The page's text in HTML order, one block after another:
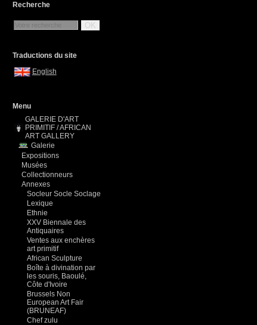
Recherche
OK
Traductions du site
English
Menu
GALERIE D'ART
PRIMITIF / AFRICAN
ART GALLERY
Galerie
Expositions
Musées
Collectionneurs
Annexes
Socleur Socle Soclage
Lexique
Ethnie
XXV Biennale des
Antiquaires
Ventes aux enchères
art primitif
African Sculpture
Boîte à divination par
les souris, Baoulé,
Côte d'Ivoire
Brussels Non
European Art Fair
(BRUNEAF)
Chef zulu